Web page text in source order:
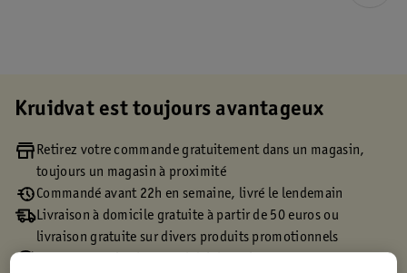
Kruidvat est toujours avantageux
Retirez votre commande gratuitement dans un magasin,
toujours un magasin à proximité
Commandé avant 22h en semaine, livré le lendemain
Livraison à domicile gratuite à partir de 50 euros ou
livraison gratuite sur divers produits promotionnels